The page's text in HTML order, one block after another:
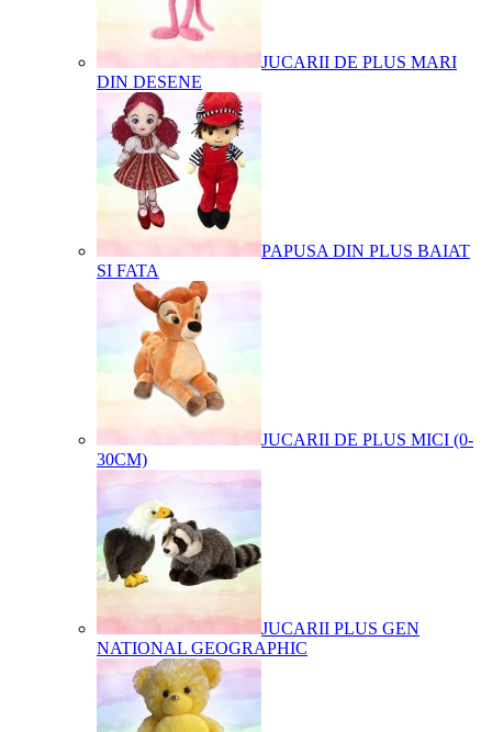
JUCARII DE PLUS MARI
DIN DESENE
PAPUSA DIN PLUS BAIAT
SI FATA
JUCARII DE PLUS MICI (0-
30CM)
JUCARII PLUS GEN
NATIONAL GEOGRAPHIC